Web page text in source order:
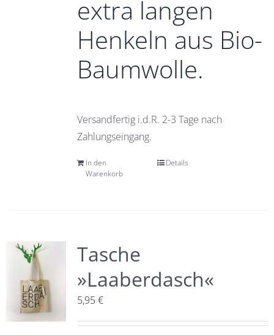
extra langen
Henkeln aus Bio-
Baumwolle.
Versandfertig i.d.R. 2-3 Tage nach
Zahlungseingang.
In den
Warenkorb
Details
Tasche
»Laaberdasch«
5,95€